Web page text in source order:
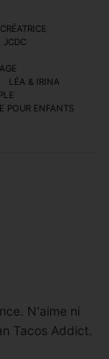
CRÉATRICE
JCDC
LÉA & IRINA
POUR ENFANTS
N'aime ni
Tacos Addict.